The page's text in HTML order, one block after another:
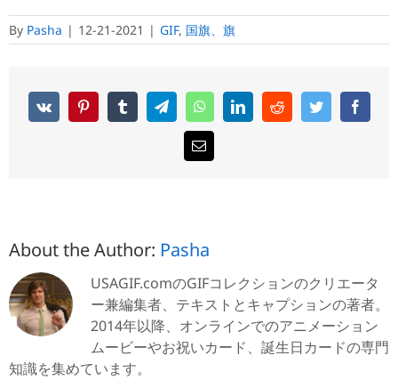
By Pasha | 12-21-2021 | GIF, 国旗、旗
About the Author: Pasha
USAGIF.comのGIFコレクションのクリエータ
ー兼編集者、テキストとキャプションの著者。
2014年以降、オンラインでのアニメーション
ムービーやお祝いカード、誕生日カードの専門
知識を集めています。